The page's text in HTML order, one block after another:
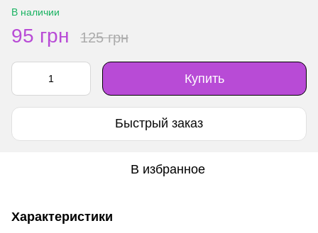
В наличии
95 грн 125 грн
Купить
Быстрый заказ
В избранное
Характеристики